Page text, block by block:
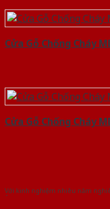
Cửa Gỗ Chống Cháy
Cửa Gỗ Chống Cháy
Với kinh nghiệm nhiêu năm